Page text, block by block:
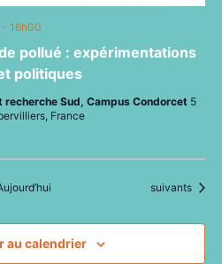
pollué : expérimentations
politiques
- 16h00
recherche Sud, Campus Condorcet 5
France
Évènements
suivants
au calendrier